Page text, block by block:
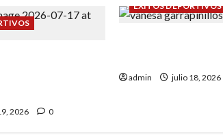
2026 0
ÉXITOS DEPORTIVOS
admin julio 18, 2026